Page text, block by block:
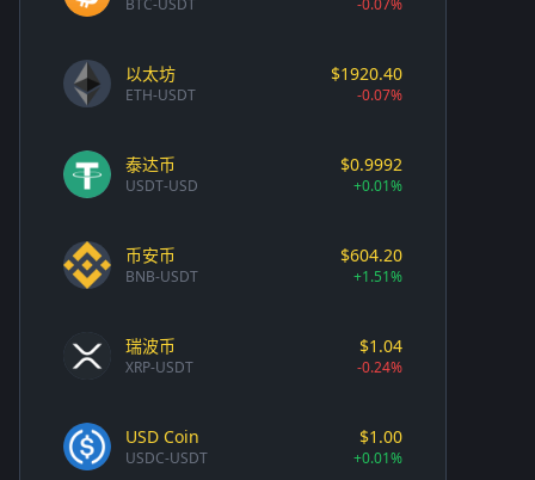
BTC-USDT -0.07%
以太坊
ETH-USDT
$1920.40
-0.07%
泰达币
USDT-USD
$0.9992
+0.01%
币安币
BNB-USDT
$604.20
+1.51%
瑞波币
XRP-USDT
$1.04
-0.24%
USD Coin
USDC-USDT
$1.00
+0.01%